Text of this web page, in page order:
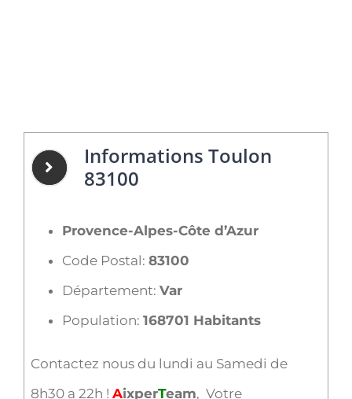
Informations Toulon
83100
Provence-Alpes-Côte d’Azur
Code Postal: 83100
Département: Var
Population: 168701 Habitants
Contactez nous du lundi au Samedi de
8h30 a 22h ! AixperTeam, Votre